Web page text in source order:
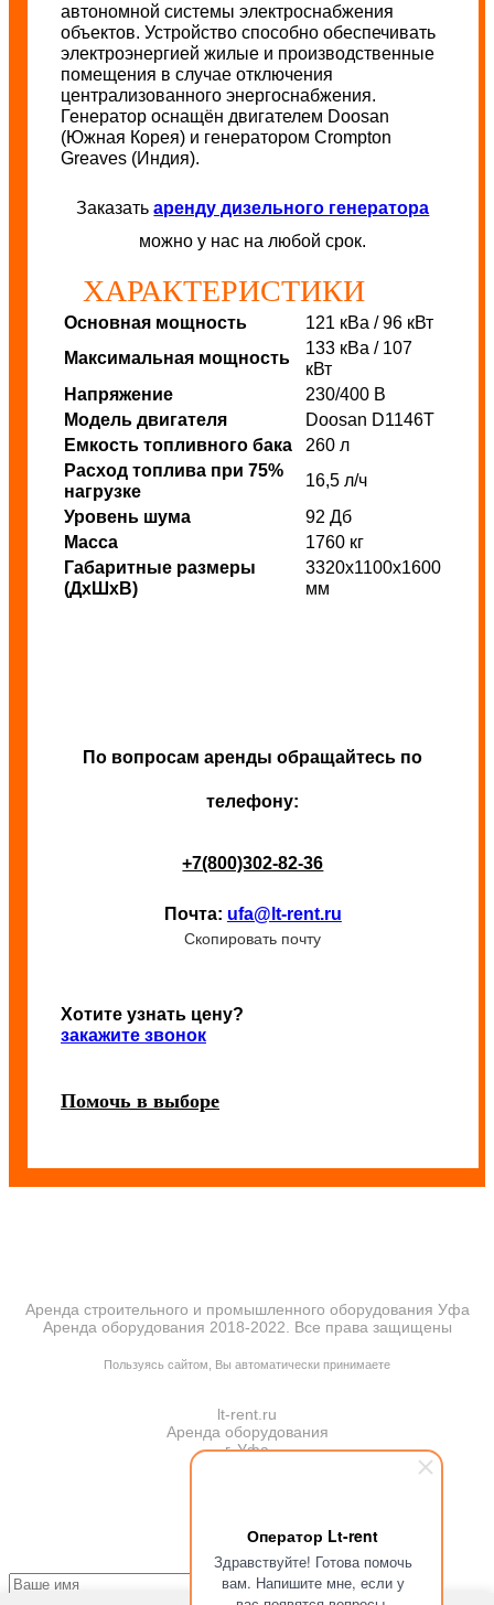
Оператор Lt-rent
Здравствуйте! Готова помочь
вам. Напишите мне, если у
автономной системы электроснабжения
объектов. Устройство способно обеспечивать
электроэнергией жилые и производственные
помещения в случае отключения
централизованного энергоснабжения.
Генератор оснащён двигателем Doosan
(Южная Корея) и генератором Crompton
Greaves (Индия).
Заказатьаренду дизельного генератора
можно у нас на любой срок.
ХАРАКТЕРИСТИКИ
Основная мощность
121 кВа / 96 кВт
Максимальная мощность
133 кВа / 107
кВт
Напряжение
230/400 В
Модель двигателя
Doosan D1146T
Емкость топливного бака
260 л
Расход топлива при 75%
нагрузке
16,5 л/ч
Уровень шума
92 Дб
Масса
1760 кг
Габаритные размеры
(ДхШхВ)
3320х1100х1600
мм
По вопросам аренды обращайтесь по
телефону:
+7(800)302-82-36
Почта: ufa@lt-rent.ru
Скопировать почту
Хотите узнать цену?
закажите звонок
Помочь в выборе
Аренда строительного и промышленного оборудования Уфа
Аренда оборудования 2018-2022. Все права защищены
Пользуясь сайтом, Вы автоматически принимаете
lt-rent.ru
Аренда оборудования
г. Уфа